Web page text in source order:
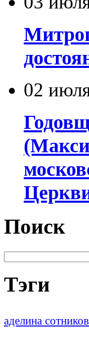
02
Поиск
Тэги
аделина